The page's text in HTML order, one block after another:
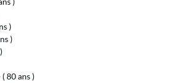
)
)
80 ans )